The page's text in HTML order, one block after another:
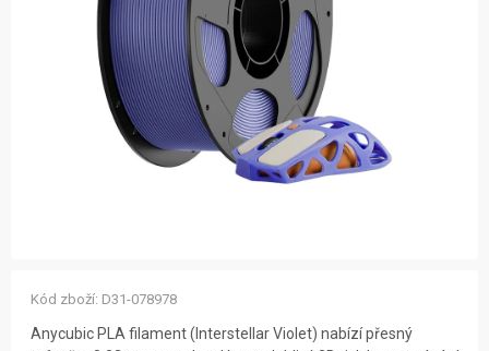
Možnosti dopravy
Kontakt
Anycubic PLA filament (Interstellar Violet) nabízí přesný
Kód zboží: D31-078978